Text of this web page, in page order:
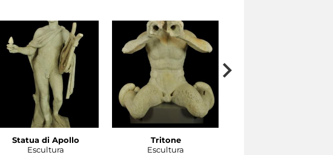
Statua di Apollo
Escultura
Tritone
Escultura